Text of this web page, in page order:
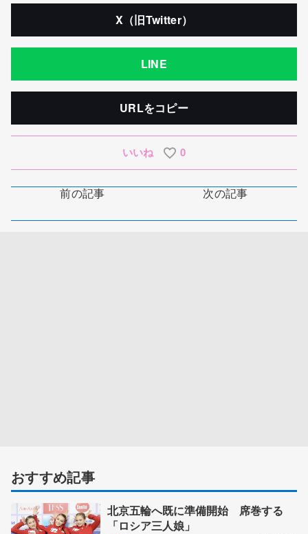
X（旧Twitter）
LINE
URLをコピー
いいね 0
前の記事 次の記事
おすすめ記事
北京五輪へ既に準備開始 席巻する
「ロシア三人娘」